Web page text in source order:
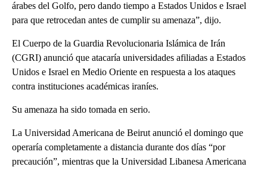
árabes del Golfo, pero dando tiempo a Estados Unidos e Israel
para que retrocedan antes de cumplir su amenaza”, dijo.
El Cuerpo de la Guardia Revolucionaria Islámica de Irán
(CGRI) anunció que atacaría universidades afiliadas a Estados
Unidos e Israel en Medio Oriente en respuesta a los ataques
contra instituciones académicas iraníes.
Su amenaza ha sido tomada en serio.
La Universidad Americana de Beirut anunció el domingo que
operaría completamente a distancia durante dos días “por
precaución”, mientras que la Universidad Libanesa Americana